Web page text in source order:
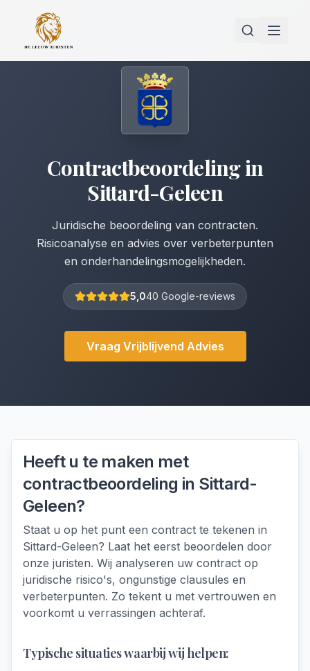
Contractbeoordelingin
Sittard-Geleen
Juridische beoordeling van contracten.
Risicoanalyse en advies over verbeterpunten
en onderhandelingsmogelijkheden.
5,040 Google-reviews
Vraag Vrijblijvend Advies
Heeft u te maken met
contractbeoordeling in Sittard-
Geleen?
Staat u op het punt een contract te tekenen in
Sittard-Geleen? Laat het eerst beoordelen door
onze juristen. Wij analyseren uw contract op
juridische risico's, ongunstige clausules en
verbeterpunten. Zo tekent u met vertrouwen en
voorkomt u verrassingen achteraf.
Typische situaties waarbij wij helpen: